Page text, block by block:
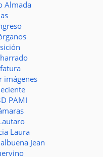
Almada
imágenes
PAMI
Laura
Jean